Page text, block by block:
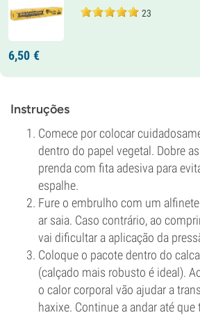
23
6,50 €
Instruções
Comece por colocar
dentro do papel vegetal. Dobre
prenda com fita adesiva para
espalhe.
Fure o embrulho com um
ar saia. Caso contrário, ao
vai dificultar a aplicação da
Coloque o pacote dentro do
(calçado mais robusto é ideal).
o calor corporal vão ajudar a
haxixe. Continue a andar até